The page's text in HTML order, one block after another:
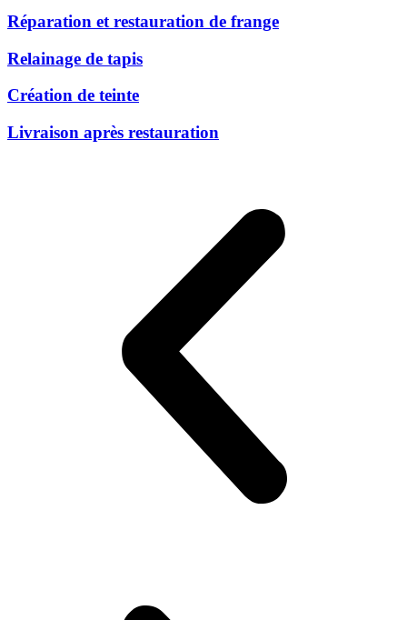
Réparation et restauration de frange
Relainage de tapis
Création de teinte
Livraison après restauration